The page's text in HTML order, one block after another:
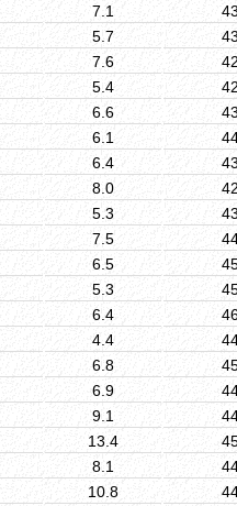
7.1
5.7
7.6
5.4
6.6
6.1
6.4
8.0
5.3
7.5
6.5
5.3
6.4
4.4
6.8
6.9
9.1
13.4
8.1
10.8